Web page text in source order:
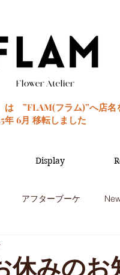
は ”FLAM(フラム)”へ店名
転しました
Display
アフターブーケ